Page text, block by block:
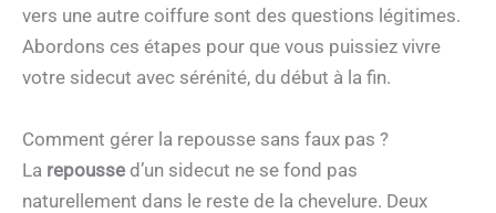
vers une autre coiffure sont des questions légitimes.
Abordons ces étapes pour que vous puissiez vivre
votre sidecut avec sérénité, du début à la fin.
Comment gérer la repousse sans faux pas ?
La repousse d’un sidecut ne se fond pas
naturellement dans le reste de la chevelure. Deux